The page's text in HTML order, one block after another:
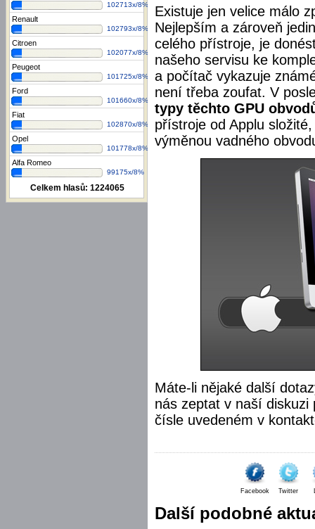
102713x/8%
Renault
102793x/8%
Citroen
102077x/8%
Peugeot
101725x/8%
Ford
101660x/8%
Fiat
102870x/8%
Opel
101778x/8%
Alfa Romeo
99175x/8%
Celkem hlasů: 1224065
Existuje jen velice málo
Nejlepším a zároveň
celého přístroje, je
našeho servisu ke
a počítač vykazuje
není třeba zoufat. V
typy těchto GPU
přístroje od Applu
výměnou vadného
Máte-li nějaké další
nás zeptat v naší
čísle uvedeném v
Facebook Twitter
Další podobné